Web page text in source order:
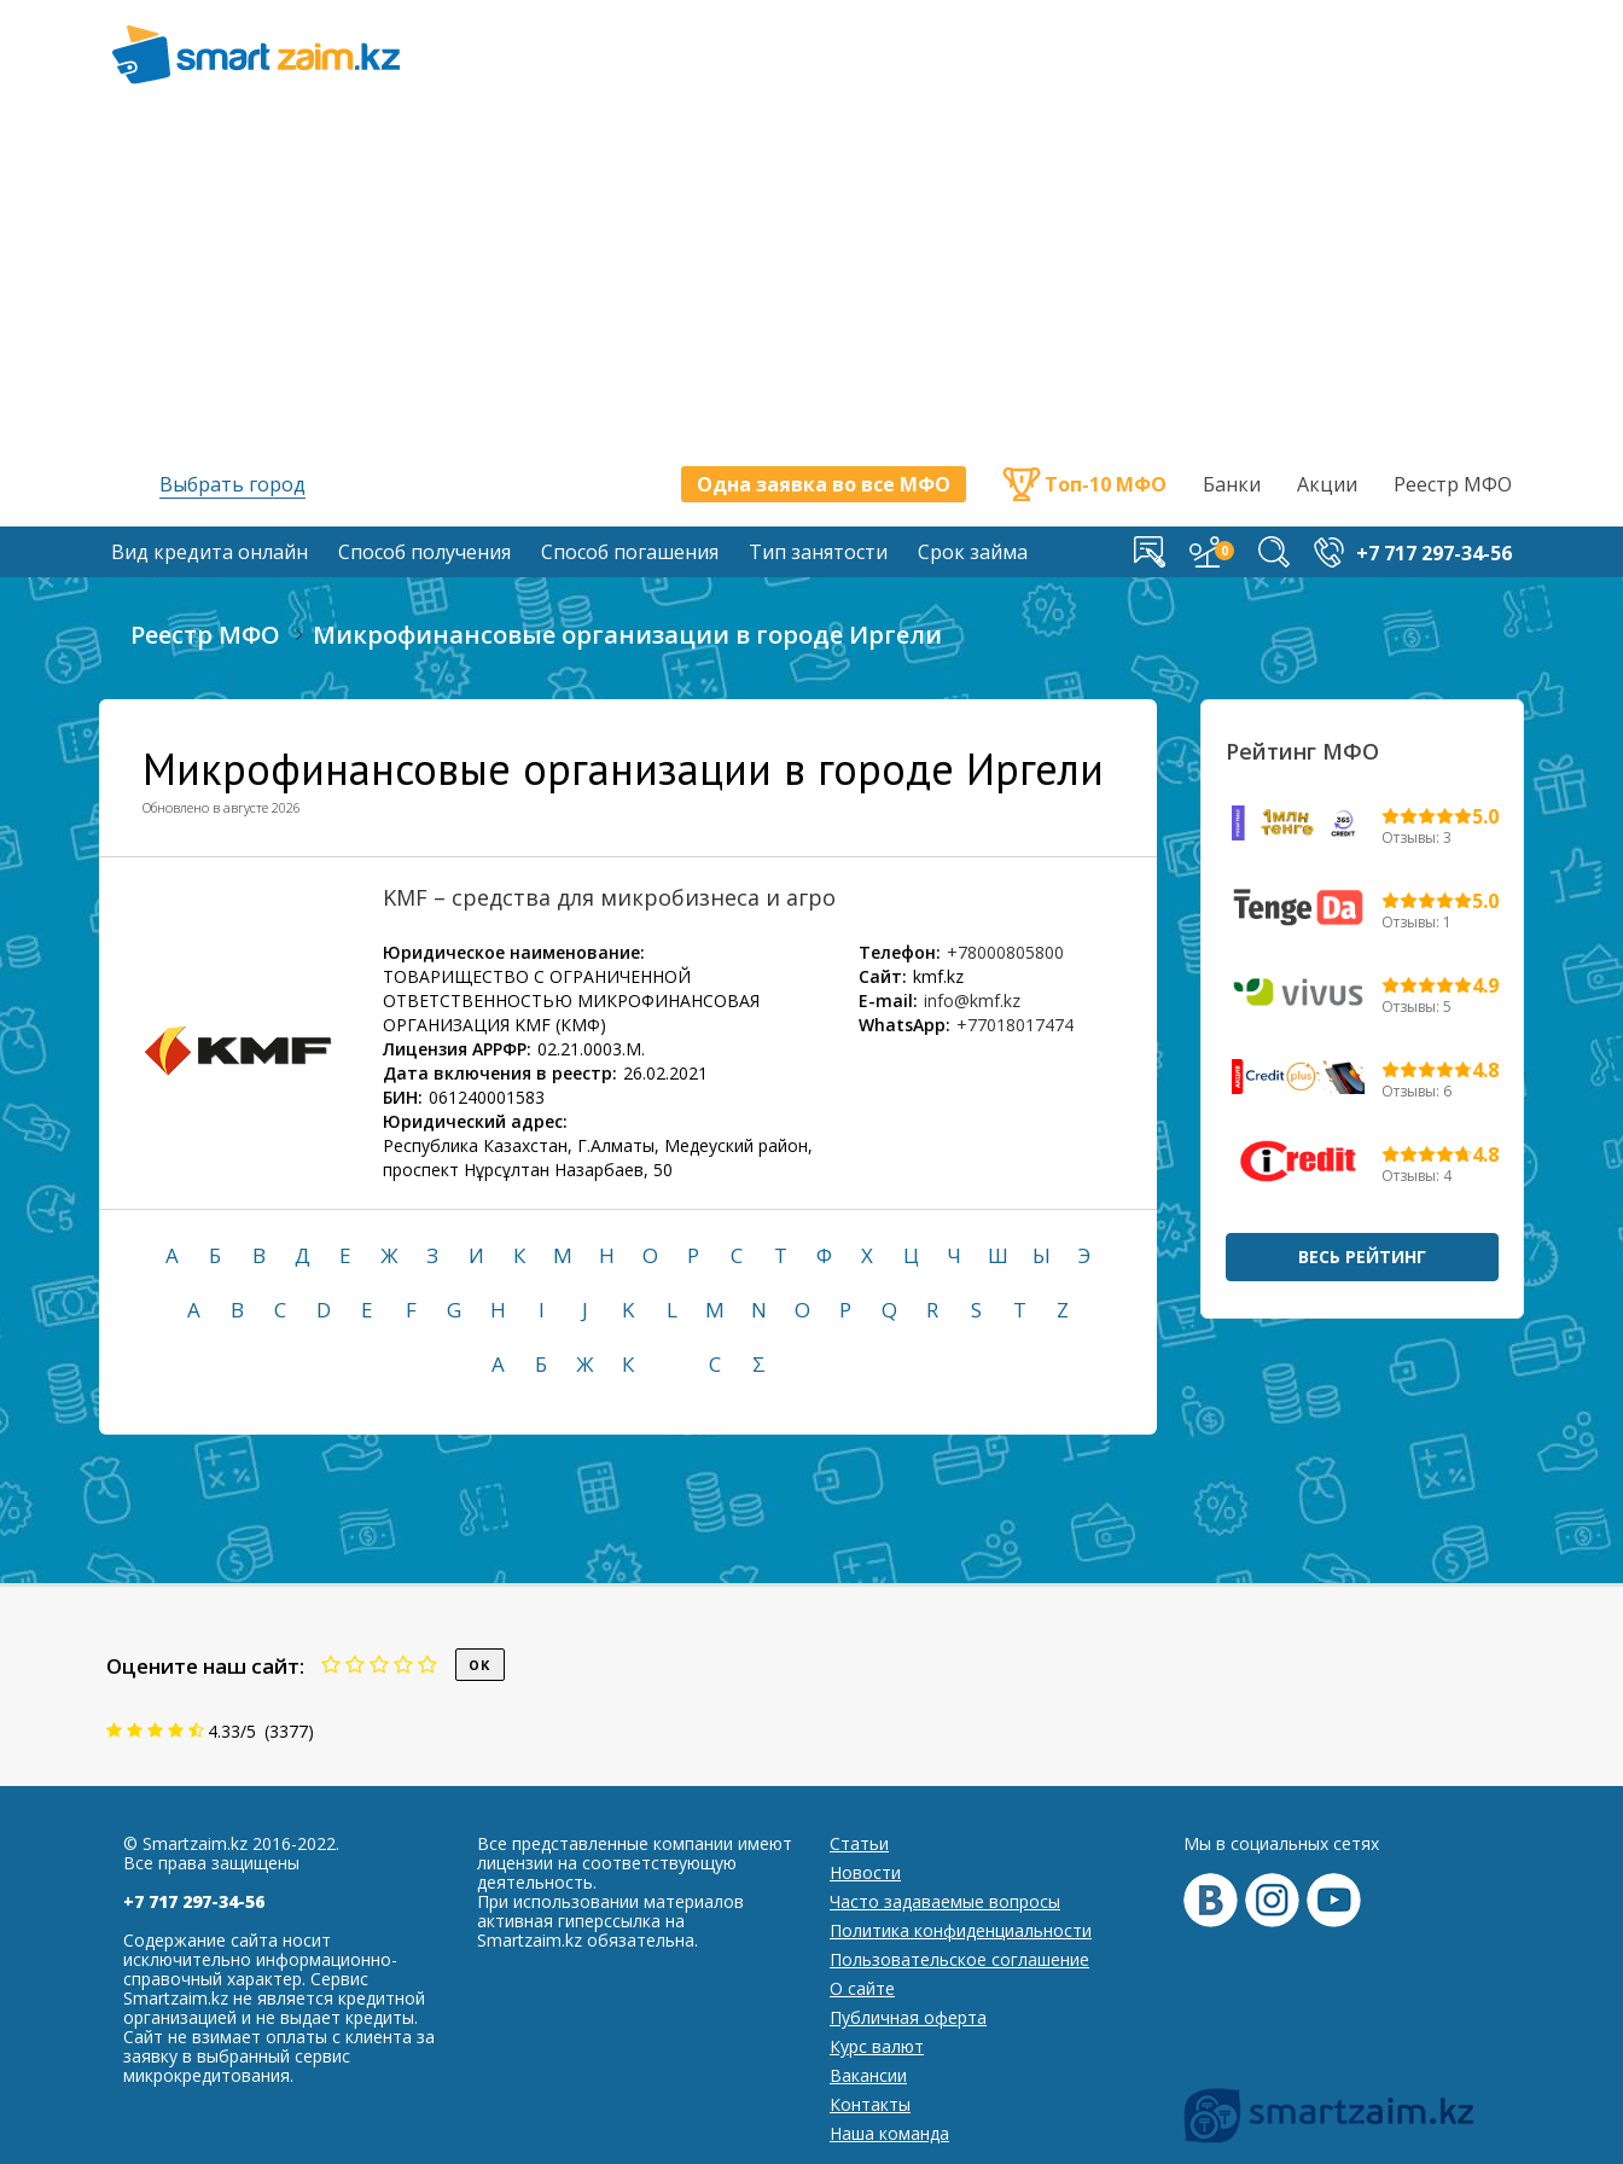
Выбрать город Одна заявка во все МФО Топ-10 МФО Банки Акции Реестр МФО
Вид кредита онлайн Способ получения Способ погашения Тип занятости Срок займа +7 717 297-34-56
Реестр МФО Микрофинансовые организации в городе Иргели
Микрофинансовые организации в городе Иргели
Обновлено в августе 2026
KMF – средства для микробизнеса и агро
Юридическое наименование:
ТОВАРИЩЕСТВО С ОГРАНИЧЕННОЙ
ОТВЕТСТВЕННОСТЬЮ МИКРОФИНАНСОВАЯ
ОРГАНИЗАЦИЯ KMF (КМФ)
Лицензия АРРФР: 02.21.0003.М.
Дата включения в реестр: 26.02.2021
БИН: 061240001583
Юридический адрес:
Республика Казахстан, Г.Алматы, Медеуский район,
проспект Нұрсұлтан Назарбаев, 50
Телефон: +78000805800
Сайт: kmf.kz
E-mail: info@kmf.kz
WhatsApp: +77018017474
А Б В Д Е Ж З И К М Н О Р С Т Ф Х Ц Ч Ш Ы
Э
A
B C D E F G H I J K L M N O P Q R S T
Z
А
Б Ж К С Σ
Рейтинг МФО
5.0
Отзывы: 3
5.0
Отзывы: 1
4.9
Отзывы: 5
4.8
Отзывы: 6
4.8
Отзывы: 4
ВЕСЬ РЕЙТИНГ
Оцените наш сайт:
4.33/5 (3377)
© Smartzaim.kz 2016-2022.
Все права защищены
+7 717 297-34-56
Содержание сайта носит
исключительно информационно-
справочный характер. Сервис
Smartzaim.kz не является кредитной
организацией и не выдает кредиты.
Сайт не взимает оплаты с клиента за
заявку в выбранный сервис
микрокредитования.
Все представленные компании имеют
лицензии на соответствующую
деятельность.
При использовании материалов
активная гиперссылка на
Smartzaim.kz обязательна.
Статьи
Новости
Часто задаваемые вопросы
Политика конфиденциальности
Пользовательское соглашение
О сайте
Публичная оферта
Курс валют
Вакансии
Контакты
Наша команда
Мы в социальных сетях